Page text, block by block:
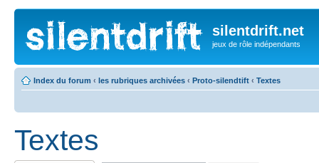
silentdrift.net
jeux de rôle indépendants
Index du forum ‹ les rubriques archivées ‹ Proto-silendtift ‹ Textes
Textes